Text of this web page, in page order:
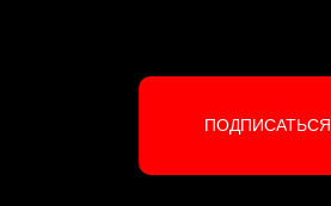
ПОДПИСАТЬСЯ